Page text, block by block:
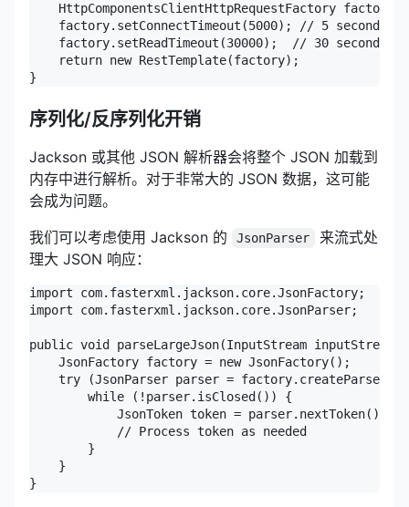
HttpComponentsClientHttpRequestFactory factory
    factory.setConnectTimeout(5000); // 5 seconds
    factory.setReadTimeout(30000);  // 30 seconds
    return new RestTemplate(factory);
}
序列化/反序列化开销
Jackson 或其他 JSON 解析器会将整个 JSON 加载到
内存中进行解析。对于非常大的 JSON 数据，这可能
会成为问题。
我们可以考虑使用 Jackson 的
JsonParser
来流式处
理大 JSON 响应：
import com.fasterxml.jackson.core.JsonFactory;
import com.fasterxml.jackson.core.JsonParser;
public void parseLargeJson(InputStream
    JsonFactory factory = new JsonFactory();
try (JsonParser parser =
        while (!parser.isClosed()) {
            JsonToken token = parser.nextToken();
            // Process token as needed
        }
    }
}